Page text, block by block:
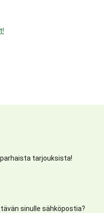
tarjouksista!
sinulle sähköpostia?